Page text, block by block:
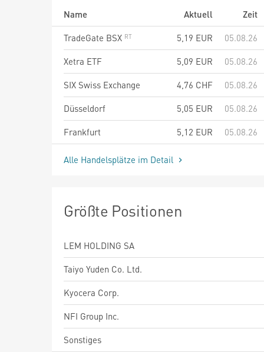
Name Aktuell
Zeit
TradeGate BSX
5,19 EUR
05.08.26
Xetra ETF
5,09 EUR
05.08.26
SIX Swiss Exchange
4,76 CHF
05.08.26
Düsseldorf
5,05 EUR
05.08.26
Frankfurt
5,12 EUR 05.08.26
Alle Handelsplätze im Detail
Größte Positionen
LEM HOLDING SA
Taiyo Yuden Co. Ltd.
Kyocera Corp.
NFI Group Inc.
Sonstiges